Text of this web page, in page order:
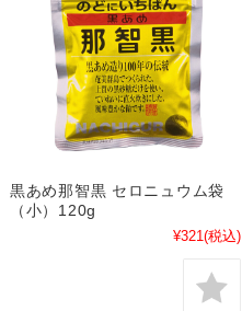
黒あめ那智黒 セロニュウム袋
（小）120g
¥321(税込)